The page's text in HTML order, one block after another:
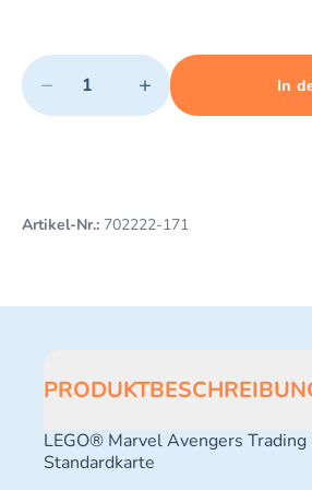
Quantity
− +
Minimum quantity: 1 Maximum In
Add 1 item to cart
Artikel-Nr.: 702222-171
LEGO® Marvel Avengers
Standardkarte